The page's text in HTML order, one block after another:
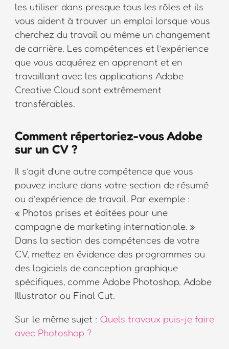
les utiliser dans presque tous les rôles et ils
vous aident à trouver un emploi lorsque vous
cherchez du travail ou même un changement
de carrière. Les compétences et l’expérience
que vous acquérez en apprenant et en
travaillant avec les applications Adobe
Creative Cloud sont extrêmement
transférables.
Comment répertoriez-vous Adobe
sur un CV ?
Il s’agit d’une autre compétence que vous
pouvez inclure dans votre section de résumé
ou d’expérience de travail. Par exemple :
« Photos prises et éditées pour une
campagne de marketing internationale. »
Dans la section des compétences de votre
CV, mettez en évidence des programmes ou
des logiciels de conception graphique
spécifiques, comme Adobe Photoshop, Adobe
Illustrator ou Final Cut.
Sur le même sujet : Quels travaux puis-je faire
avec Photoshop ?